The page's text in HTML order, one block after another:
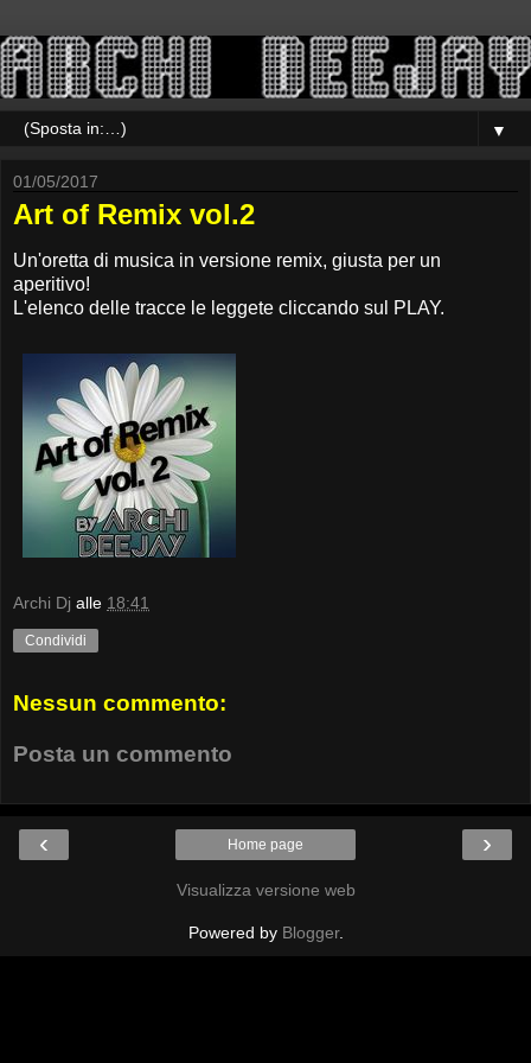
▼
01/05/2017
Art of Remix vol.2
Un'oretta di musica in versione remix, giusta per un
aperitivo!
L'elenco delle tracce le leggete cliccando sul PLAY.
Archi Dj alle 18:41
Condividi
Nessun commento:
Posta un commento
‹ ›
Home page
Visualizza versione web
Powered by Blogger.